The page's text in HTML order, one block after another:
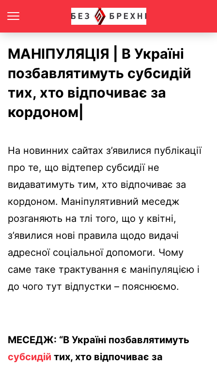
МАНІПУЛЯЦІЯ | В Україні
позбавлятимуть субсидій
тих, хто відпочиває за
кордоном|
На новинних сайтах з’явилися публікації
про те, що відтепер субсидії не
видаватимуть тим, хто відпочиває за
кордоном. Маніпулятивний меседж
розганяють на тлі того, що у квітні,
з’явилися нові правила щодо видачі
адресної соціальної допомоги. Чому
саме таке трактування є маніпуляцією і
до чого тут відпустки – пояснюємо.
МЕСЕДЖ: “В Україні позбавлятимуть
субсидій тих, хто відпочиває за